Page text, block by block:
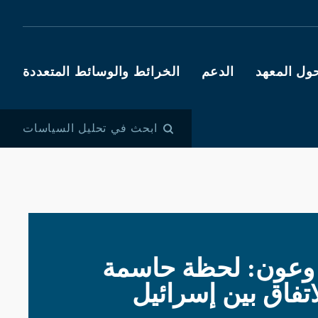
المعهد الدعم الخرائط والوسائط المتعددة
ابحث في تحليل السياسات
وعون: لحظة حاسمة
بين إسرائيل